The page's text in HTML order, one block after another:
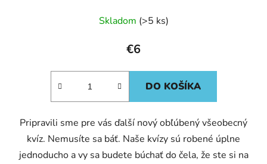
Skladom (>5 ks)
€6
DO KOŠÍKA
Pripravili sme pre vás ďalší nový obľúbený všeobecný
kvíz. Nemusíte sa báť. Naše kvízy sú robené úplne
jednoducho a vy sa budete búchať do čela, že ste si na